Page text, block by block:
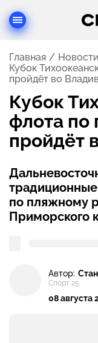
Главная
Новости
Кубок
пройдёт во
Кубок
флота по
пройдёт
по пляжному
Приморского
Автор:
Спорт 25
08 августа